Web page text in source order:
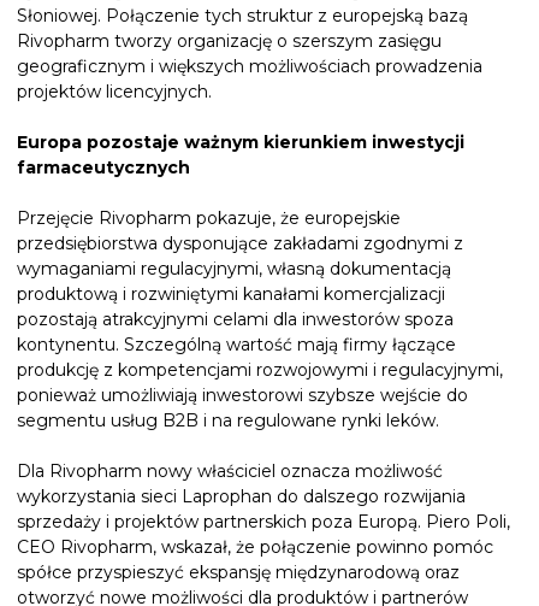
Słoniowej. Połączenie tych struktur z europejską bazą
Rivopharm tworzy organizację o szerszym zasięgu
geograficznym i większych możliwościach prowadzenia
projektów licencyjnych.
Europa pozostaje ważnym kierunkiem inwestycji
farmaceutycznych
Przejęcie Rivopharm pokazuje, że europejskie
przedsiębiorstwa dysponujące zakładami zgodnymi z
wymaganiami regulacyjnymi, własną dokumentacją
produktową i rozwiniętymi kanałami komercjalizacji
pozostają atrakcyjnymi celami dla inwestorów spoza
kontynentu. Szczególną wartość mają firmy łączące
produkcję z kompetencjami rozwojowymi i regulacyjnymi,
ponieważ umożliwiają inwestorowi szybsze wejście do
segmentu usług B2B i na regulowane rynki leków.
Dla Rivopharm nowy właściciel oznacza możliwość
wykorzystania sieci Laprophan do dalszego rozwijania
sprzedaży i projektów partnerskich poza Europą. Piero Poli,
CEO Rivopharm, wskazał, że połączenie powinno pomóc
spółce przyspieszyć ekspansję międzynarodową oraz
otworzyć nowe możliwości dla produktów i partnerów